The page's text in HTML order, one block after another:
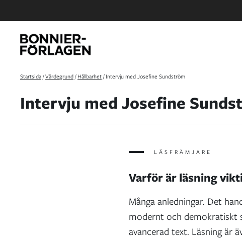
Startsida/Värdegrund/Hållbarhet/Intervju med Josefine Sundström
Intervju med Josefine
LÄSFRÄMJARE
Varför är läsning
Många anledningar. Det
modernt och demokratiskt
avancerad text. Läsning är